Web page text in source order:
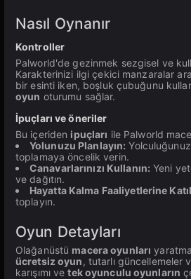
Nasıl Oynanır
Kontroller
Palworld'de gezinmek sezgisel ve
Karakterinizi ilgi çekici manzaralar
bir esinti iken, boşluk çubuğunu
oyun oturumu sağlar.
İpuçları ve öneriler
Bu içeriden ipuçları ile Palworld
Yolunuzu Planlayın:
toplamaya öncelik verin.
Canavarlarınızı Kullanın: Yeni
ve dağıtın.
Hayatta Kalma Faaliyetlerine
toplayın.
Oyun Detayları
Olağanüstü macera oyunları
ücretsiz oyun, tutarlı güncellemeler
karışımı vetek oyunculu oyunların